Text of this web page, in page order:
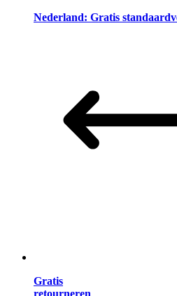
Nederland: Gratis
Gratis
retourneren